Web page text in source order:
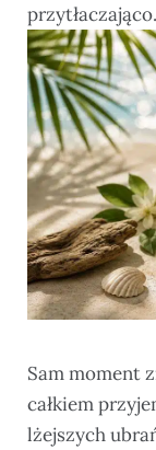
przytłaczająco.
Sam moment
całkiem
lżejszych